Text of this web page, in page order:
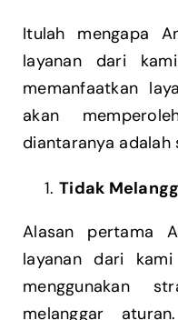
Itulah mengapa
layanan dari
memanfaatkan
akan
diantaranya adalah
Tidak
Alasan pertama
layanan dari
menggunakan
melanggar